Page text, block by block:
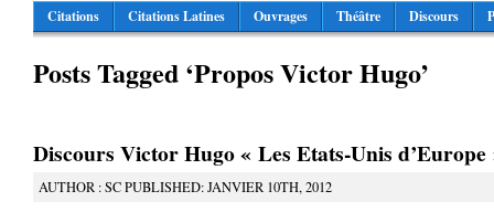
Citations Citations Latines Ouvrages Théâtre Discours
Posts Tagged ‘Propos Victor Hugo’
Discours Victor Hugo « Les Etats-Unis d’Europe
AUTHOR : SC PUBLISHED: JANVIER 10TH, 2012